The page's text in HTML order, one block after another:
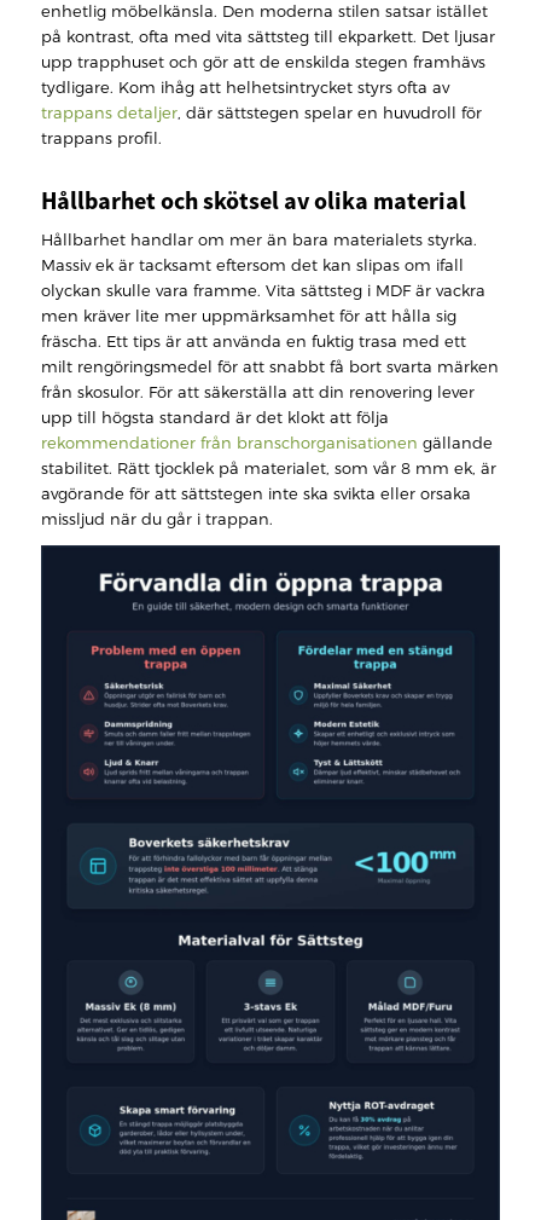
enhetlig möbelkänsla. Den moderna stilen satsar istället
på kontrast, ofta med vita sättsteg till ekparkett. Det ljusar
upp trapphuset och gör att de enskilda stegen framhävs
tydligare. Kom ihåg att helhetsintrycket styrs ofta av
trappans detaljer, där sättstegen spelar en huvudroll för
trappans profil.
Hållbarhet och skötsel av olika material
Hållbarhet handlar om mer än bara materialets styrka.
Massiv ek är tacksamt eftersom det kan slipas om ifall
olyckan skulle vara framme. Vita sättsteg i MDF är vackra
men kräver lite mer uppmärksamhet för att hålla sig
fräscha. Ett tips är att använda en fuktig trasa med ett
milt rengöringsmedel för att snabbt få bort svarta märken
från skosulor. För att säkerställa att din renovering lever
upp till högsta standard är det klokt att följa
rekommendationer från branschorganisationen gällande
stabilitet. Rätt tjocklek på materialet, som vår 8 mm ek, är
avgörande för att sättstegen inte ska svikta eller orsaka
missljud när du går i trappan.